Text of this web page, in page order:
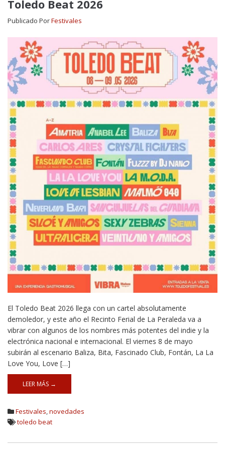
Toledo Beat 2026
Publicado PorFestivales
El Toledo Beat 2026 llega con un cartel absolutamente
demoledor, y este año el Recinto Ferial de La Peraleda va a
vibrar con algunos de los nombres más potentes del indie y la
electrónica nacional e internacional. El viernes 8 de mayo
subirán al escenario Baliza, Bita, Fascinado Club, Fontán, La La
Love You, Love […]
LEER MÁS →
Festivales,novedades
toledo beat